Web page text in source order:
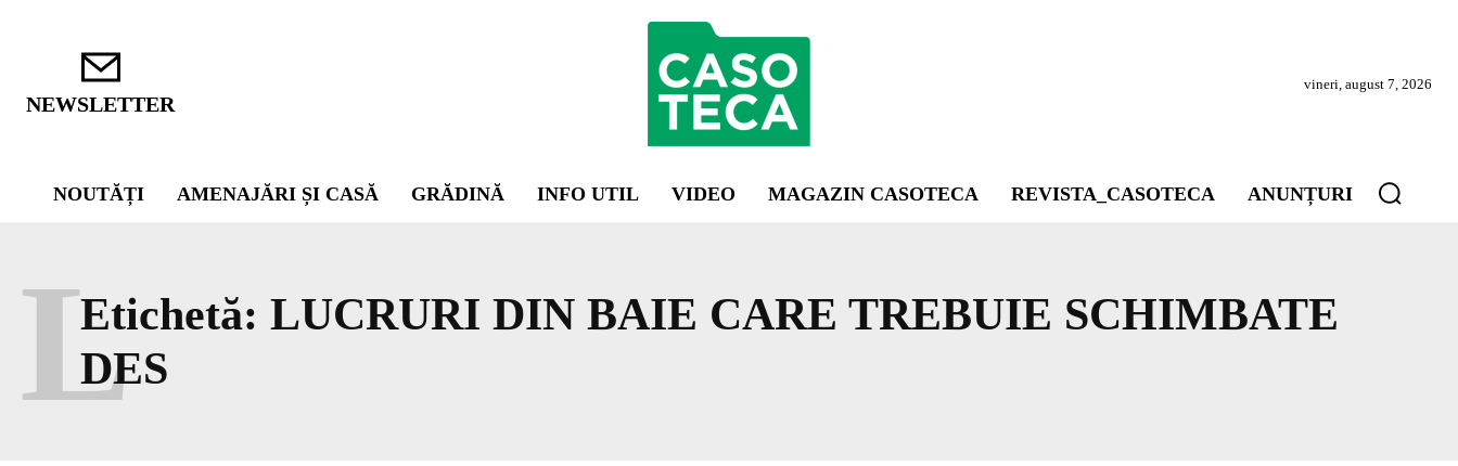
NEWSLETTER
vineri, august 7, 2026
NOUTĂȚI AMENAJĂRI ȘI CASĂ GRĂDINĂ INFO UTIL VIDEO MAGAZIN CASOTECA REVISTA_CASOTECA ANUNȚURI
Etichetă: LUCRURI DIN BAIE CARE TREBUIE SCHIMBATE
DES
L